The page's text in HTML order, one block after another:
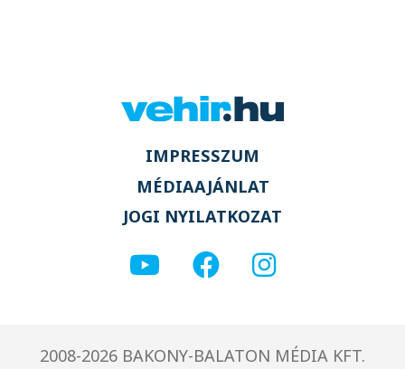
IMPRESSZUM
MÉDIAAJÁNLAT
JOGI NYILATKOZAT
2008-2026 BAKONY-BALATON MÉDIA KFT.